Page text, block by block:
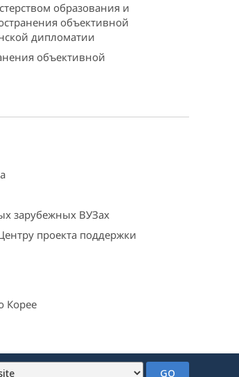
образования и
объективной
дипломатии
объективной
зарубежных ВУЗах
проекта поддержки
Корее
GO